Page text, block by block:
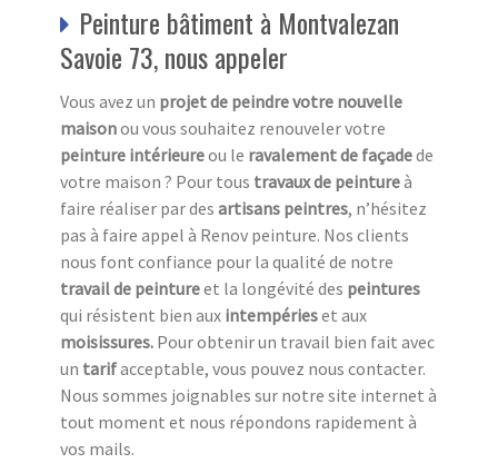
Peinture bâtiment à Montvalezan
Savoie 73, nous appeler
Vous avez un projet de peindre votre nouvelle
maisonou vous souhaitez renouveler votre
peinture intérieureou le ravalement de façadede
votre maison ? Pour tous travaux de peintureà
faire réaliser par des artisans peintres, n’hésitez
pas à faire appel à Renov peinture. Nos clients
nous font confiance pour la qualité de notre
travail de peintureet la longévité des peintures
qui résistent bien aux intempérieset aux
moisissures. Pour obtenir un travail bien fait avec
un tarifacceptable, vous pouvez nous contacter.
Nous sommes joignables sur notre site internet à
tout moment et nous répondons rapidement à
vos mails.